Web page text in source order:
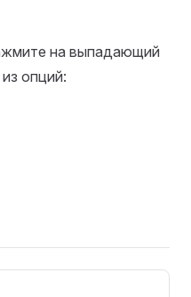
на выпадающий
опций: